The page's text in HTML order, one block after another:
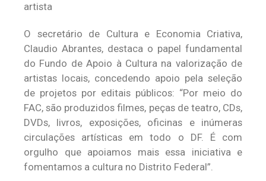
artista
O secretário de Cultura e Economia Criativa,
Claudio Abrantes, destaca o papel fundamental
do Fundo de Apoio à Cultura na valorização de
artistas locais, concedendo apoio pela seleção
de projetos por editais públicos: “Por meio do
FAC, são produzidos filmes, peças de teatro, CDs,
DVDs, livros, exposições, oficinas e inúmeras
circulações artísticas em todo o DF. É com
orgulho que apoiamos mais essa iniciativa e
fomentamos a cultura no Distrito Federal”.